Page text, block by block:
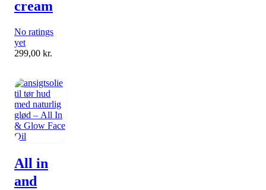
cream
No ratings
yet
299,00 kr.
All in
and